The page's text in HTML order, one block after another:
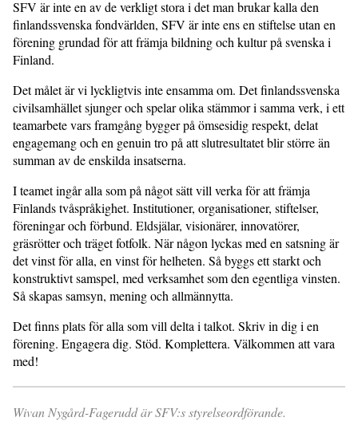
SFV är inte en av de verkligt stora i det man brukar kalla den
finlandssvenska fondvärlden, SFV är inte ens en stiftelse utan en
förening grundad för att främja bildning och kultur på svenska i
Finland.
Det målet är vi lyckligtvis inte ensamma om. Det finlandssvenska
civilsamhället sjunger och spelar olika stämmor i samma verk, i ett
teamarbete vars framgång bygger på ömsesidig respekt, delat
engagemang och en genuin tro på att slutresultatet blir större än
summan av de enskilda insatserna.
I teamet ingår alla som på något sätt vill verka för att främja
Finlands tvåspråkighet. Institutioner, organisationer, stiftelser,
föreningar och förbund. Eldsjälar, visionärer, innovatörer,
gräsrötter och träget fotfolk. När någon lyckas med en satsning är
det vinst för alla, en vinst för helheten. Så byggs ett starkt och
konstruktivt samspel, med verksamhet som den egentliga vinsten.
Så skapas samsyn, mening och allmännytta.
Det finns plats för alla som vill delta i talkot. Skriv in dig i en
förening. Engagera dig. Stöd. Komplettera. Välkommen att vara
med!
Wivan Nygård-Fagerudd är SFV:s styrelseordförande.